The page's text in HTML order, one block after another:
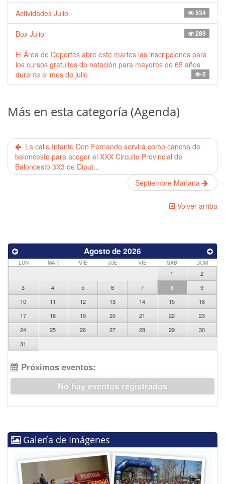
Actividades Julio 534
Box Julio 289
El Área de Deportes abre este martes las inscripciones para
los cursos gratuitos de natación para mayores de 65 años
durante el mes de julio
0
Más en esta categoría (Agenda)
La calle Infante Don Fernando servirá como cancha de
baloncesto para acoger el XXX Circuito Provincial de
Baloncesto 3X3 de Diput...
Septiembre Mañana
Volver arriba
Agosto de 2026
LUN MAR MIE JUE VIE SAB DOM
1
2
3
4 5 6 7 8
9
10
11 12 13 14 15
16
17
18 19 20 21 22
23
24
25 26 27 28 29
30
31
Próximos eventos:
No hay eventos registrados
Galería de Imágenes